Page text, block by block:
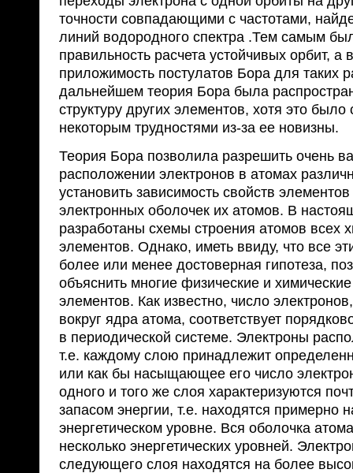
точности совпадающими с частотами,
линий водородного спектра .Тем самым
правильность расчета устойчивых орбит, а
приложимость постулатов Бора для таких
дальнейшем теория Бора была
структуру других элементов, хотя это было
некоторым трудностями из-за ее новизны.
Теория Бора позволила разрешить очень
расположении электронов в атомах
установить зависимость свойств
электронных оболочек их атомов. В
разработаны схемы строения атомов всех
элементов. Однако, иметь ввиду, что все
более или менее достоверная гипотеза,
объяснить многие физические и
элементов. Как известно, число
вокруг ядра атома, соответствует
в периодической системе. Электроны
т.е. каждому слою принадлежит
или как бы насыщающее его число
одного и того же слоя характеризуются
запасом энергии, т.е. находятся примерно
энергетическом уровне. Вся оболочка
несколько энергетических уровней.
следующего слоя находятся на более